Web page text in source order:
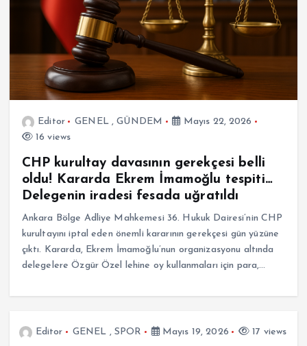
Editor GENEL,GÜNDEM
Mayıs 22, 2026
16 views
CHP kurultay davasının gerekçesi belli
oldu! Kararda Ekrem İmamoğlu tespiti…
Delegenin iradesi fesada uğratıldı
Ankara Bölge Adliye Mahkemesi 36. Hukuk Dairesi’nin CHP
kurultayını iptal eden önemli kararının gerekçesi gün yüzüne
çıktı. Kararda, Ekrem İmamoğlu’nun organizasyonu altında
delegelere Özgür Özel lehine oy kullanmaları için para,…
Editor GENEL , SPOR Mayıs 19, 2026 17 views